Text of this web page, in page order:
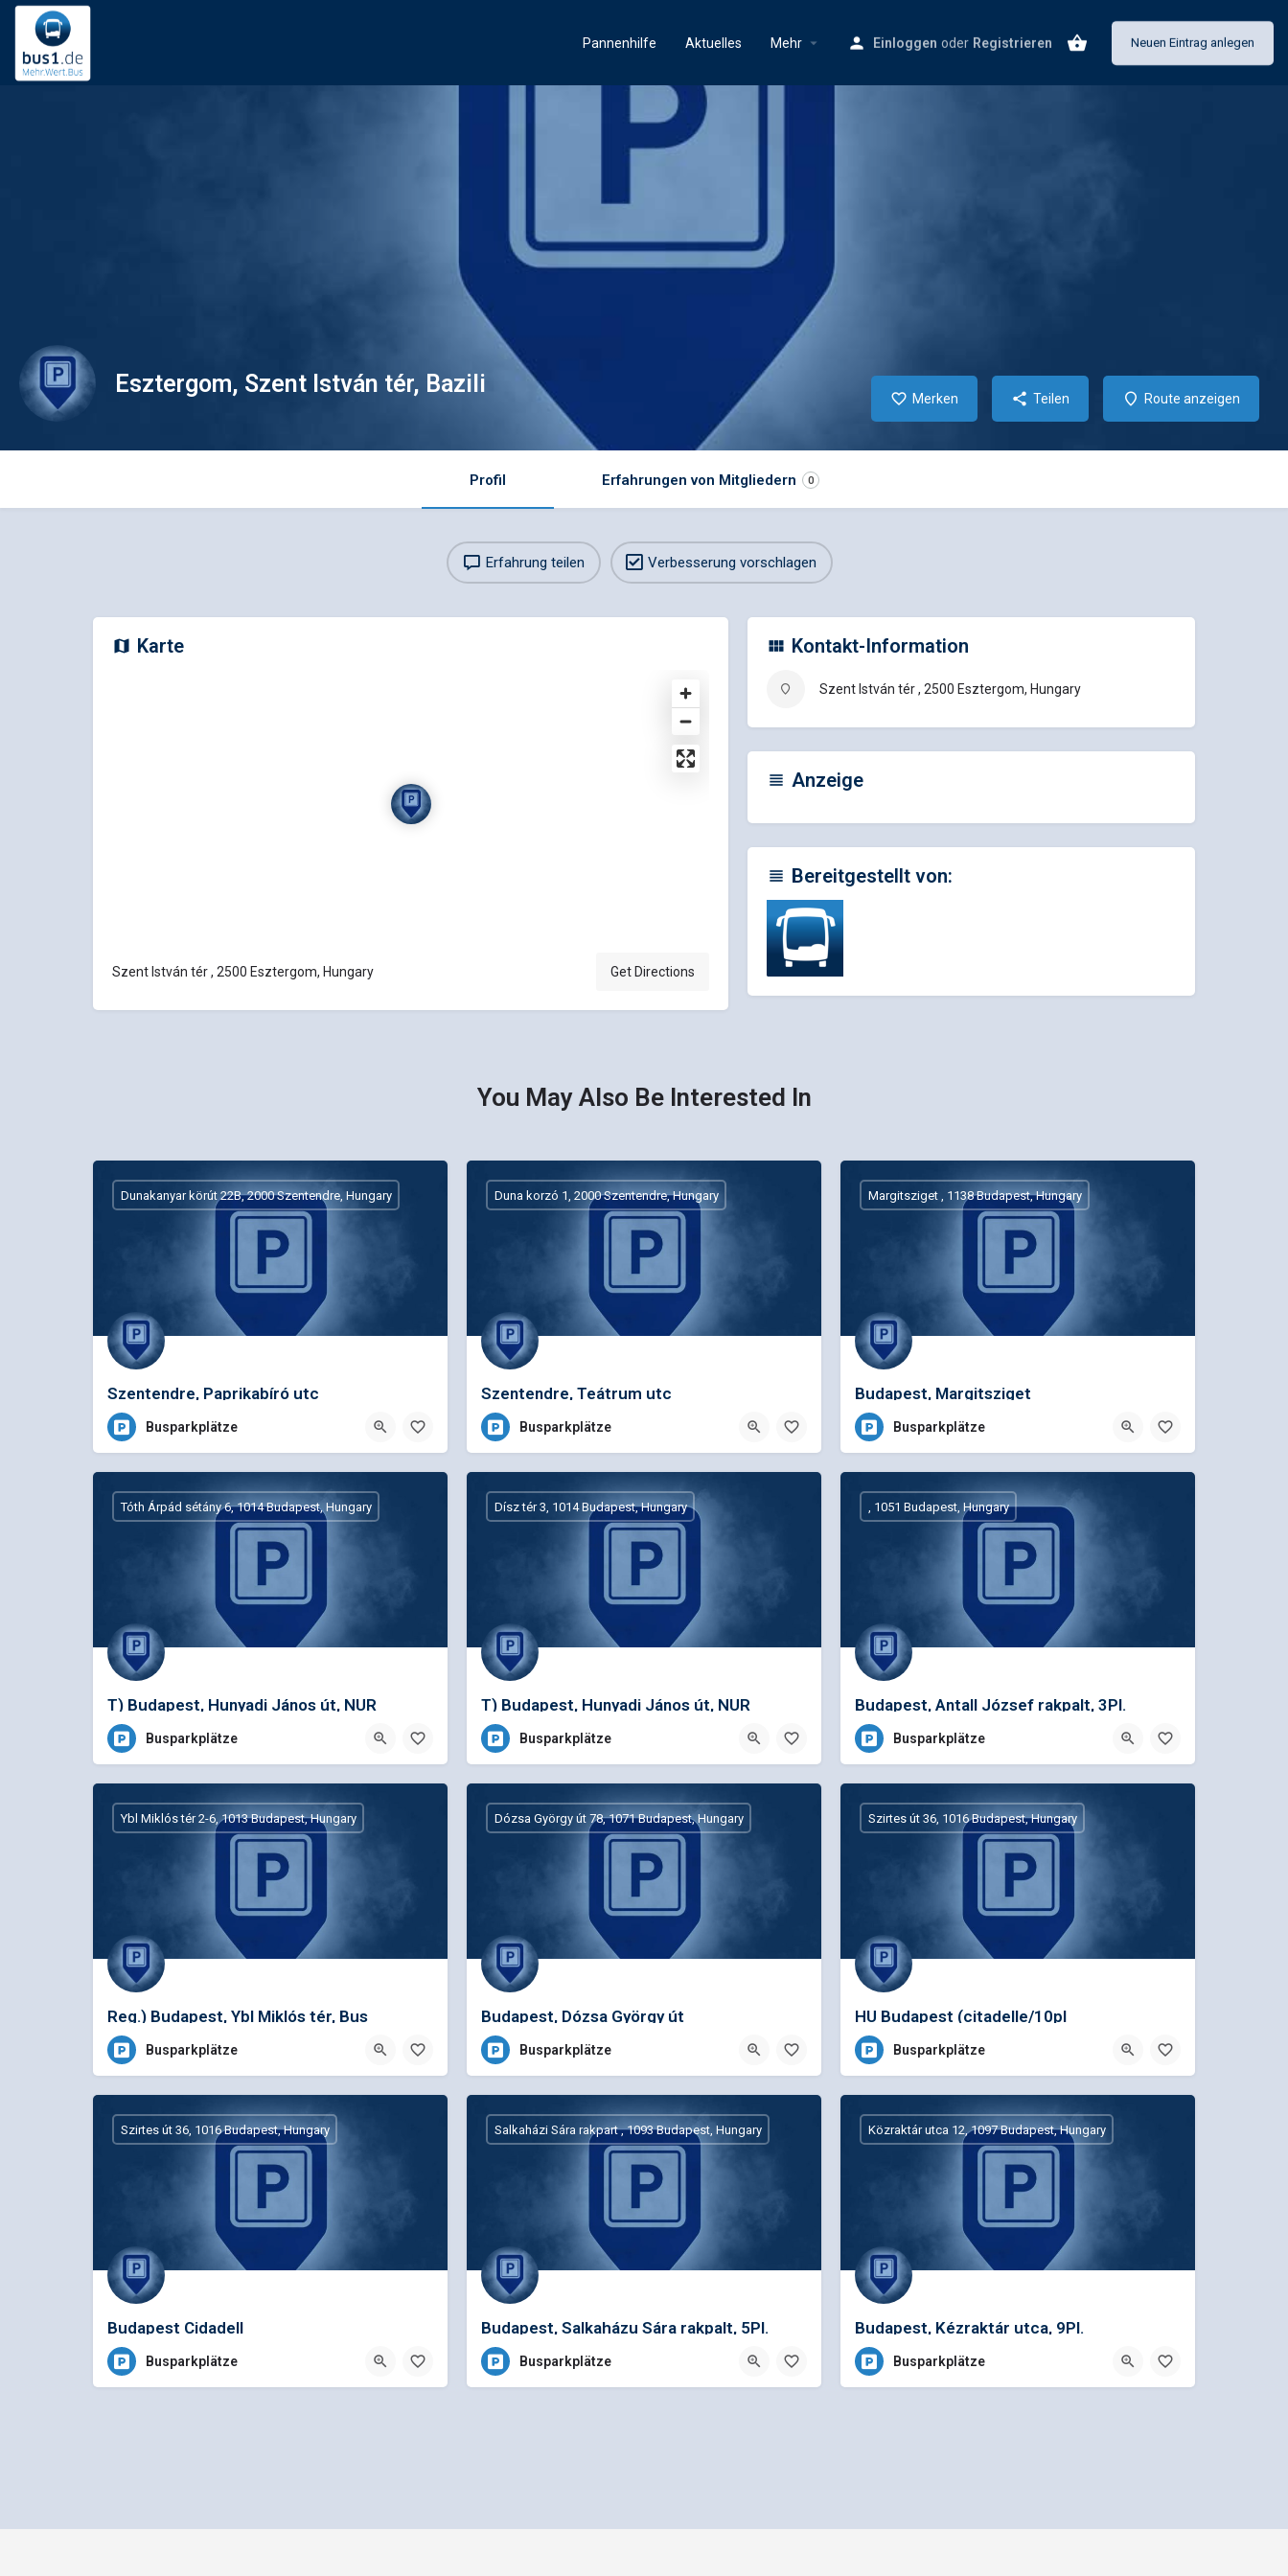
Pannenhilfe Aktuelles Mehr Einloggen oder Registrieren Neuen Eintrag anlegen
Esztergom, Szent István tér, Bazili
Merken Teilen Route anzeigen
Profil Erfahrungen von Mitgliedern 0
Erfahrung teilen Verbesserung vorschlagen
Karte
Szent István tér , 2500 Esztergom, Hungary Get Directions
Kontakt-Information
Szent István tér , 2500 Esztergom, Hungary
Anzeige
Bereitgestellt von:
You May Also Be Interested In
Szentendre, Paprikabíró utc
Dunakanyar körút 22B, 2000 Szentendre, Hungary
Busparkplätze
Szentendre, Teátrum utc
Duna korzó 1, 2000 Szentendre, Hungary
Busparkplätze
Budapest, Margitsziget
Margitsziget , 1138 Budapest, Hungary
Busparkplätze
T) Budapest, Hunyadi János út, NUR
EINSTEIGEN
Tóth Árpád sétány 6, 1014 Budapest, Hungary
Busparkplätze
T) Budapest, Hunyadi János út, NUR
AUSSTEIGEN
Dísz tér 3, 1014 Budapest, Hungary
Busparkplätze
Budapest, Antall József rakpalt, 3Pl.
, 1051 Budapest, Hungary
Busparkplätze
Reg.) Budapest, Ybl Miklós tér, Bus
Registration
Ybl Miklós tér 2-6, 1013 Budapest, Hungary
Busparkplätze
Budapest, Dózsa György út
Dózsa György út 78, 1071 Budapest, Hungary
Busparkplätze
HU Budapest (citadelle/10pl
Szirtes út 36, 1016 Budapest, Hungary
Busparkplätze
Budapest Cidadell
Szirtes út 36, 1016 Budapest, Hungary
Busparkplätze
Budapest, Salkaházu Sára rakpalt, 5Pl.
Salkaházi Sára rakpart , 1093 Budapest, Hungary
Busparkplätze
Budapest, Kézraktár utca, 9Pl.
Közraktár utca 12, 1097 Budapest, Hungary
Busparkplätze